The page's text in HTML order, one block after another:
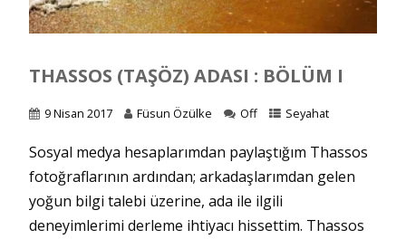
THASSOS (TAŞÖZ) ADASI : BÖLÜM I
9 Nisan 2017 Füsun Özülke Off Seyahat
Sosyal medya hesaplarımdan paylaştığım Thassos
fotoğraflarının ardından; arkadaşlarımdan gelen
yoğun bilgi talebi üzerine, ada ile ilgili
deneyimlerimi derleme ihtiyacı hissettim. Thassos